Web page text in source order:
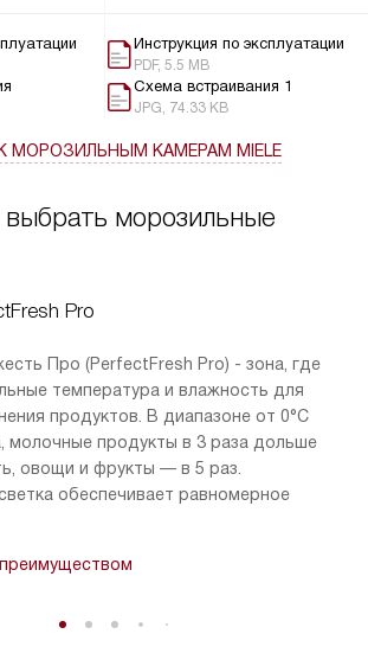
Инструкция по эксплуатации
PDF, 5.5 MB
Схема встраивания 1
JPG, 74.33 KB
К МОРОЗИЛЬНЫМ КАМЕРАМ MIELE
выбрать морозильные
Pro
Про (PerfectFresh Pro) - зона, где
температура и влажность для
продуктов. В диапазоне от 0°C
молочные продукты в 3 раза дольше
овощи и фрукты — в 5 раз.
обеспечивает равномерное